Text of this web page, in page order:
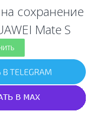
сохранение
Mate S